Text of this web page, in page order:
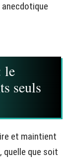
le
seuls
et maintient
quelle que soit